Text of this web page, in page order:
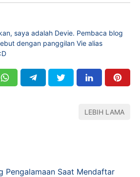
saya adalah Devie. Pembaca blog
dengan panggilan Vie alias
LEBIH LAMA
Pengalamaan Saat Mendaftar